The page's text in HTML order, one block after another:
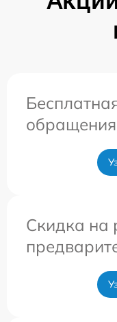
обращения
Скидка на